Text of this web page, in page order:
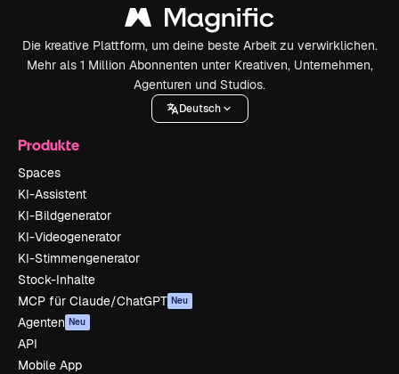
Die kreative Plattform, um deine beste Arbeit zu verwirklichen.
Mehr als 1 Million Abonnenten unter Kreativen, Unternehmen,
Agenturen und Studios.
Deutsch
Produkte
Spaces
KI-Assistent
KI-Bildgenerator
KI-Videogenerator
KI-Stimmengenerator
Stock-Inhalte
MCP für Claude/ChatGPT Neu
Agenten Neu
API
Mobile App